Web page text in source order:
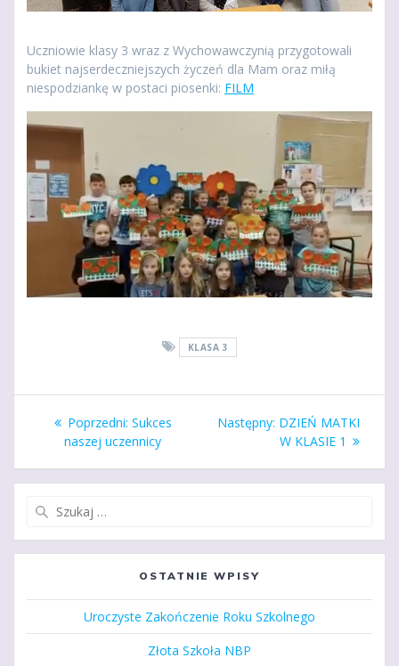
Uczniowie klasy 3 wraz z Wychowawczynią przygotowali
bukiet najserdeczniejszych życzeń dla Mam oraz miłą
niespodziankę w postaci piosenki: FILM
KLASA 3
Nawigacja
wpisu
Poprzedni: Poprzedni
wpis:
Sukces
naszej uczennicy
Następny: Następny
wpis:
DZIEŃ MATKI
W KLASIE 1
OSTATNIE WPISY
Uroczyste Zakończenie Roku Szkolnego
Złota Szkoła NBP